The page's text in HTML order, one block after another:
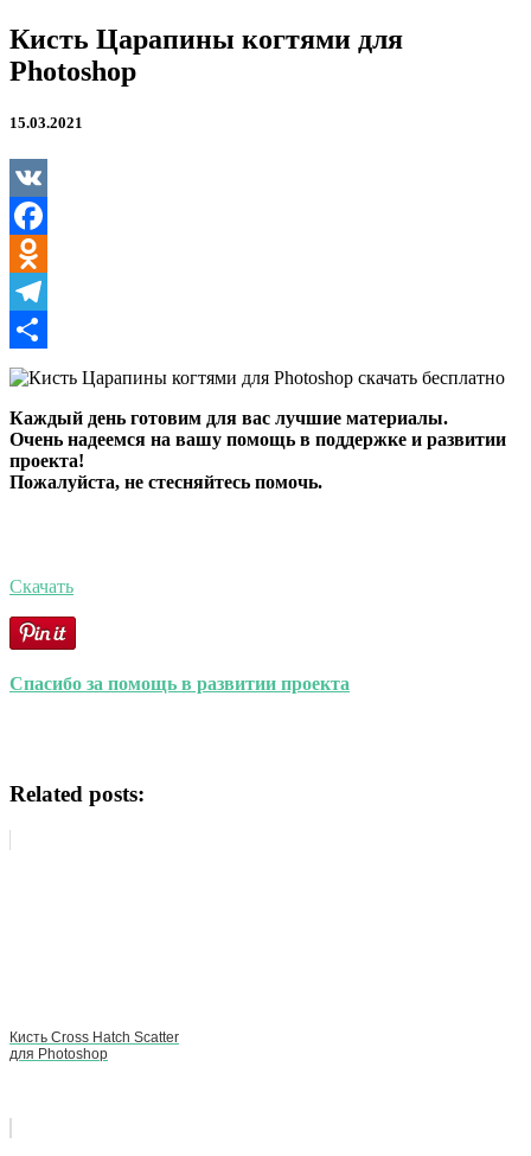
Кисть
Царапины
когтями
Photoshop
Кисть Царапины когтями для
Photoshop
15.03.2021
VK
Facebook
Odnoklassniki
Telegram
Отправить
Каждый день готовим для вас лучшие материалы.
Очень надеемся на вашу помощь в поддержке и развитии
проекта!
Пожалуйста, не стесняйтесь помочь.
Скачать
Спасибо за помощь в развитии проекта
Related posts:
Кисть Cross Hatch Scatter
для Photoshop